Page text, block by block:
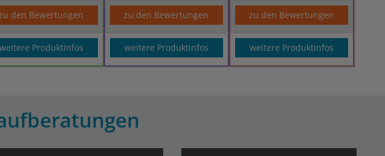
den Bewertungen zu den Bewertungen zu den Bewertungen
weitere Produktinfos weitere Produktinfos weitere Produktinfos